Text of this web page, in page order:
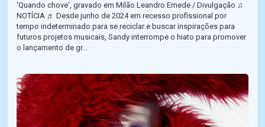
'Quando chove', gravado em Milão Leandro Emede / Divulgação ♫
NOTÍCIA ♬ Desde junho de 2024 em recesso profissional por
tempo indeterminado para se reciclar e buscar inspirações para
futuros projetos musicais, Sandy interrompe o hiato para promover
o lançamento de gr...